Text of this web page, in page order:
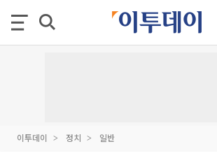
이투데이 정치 일반